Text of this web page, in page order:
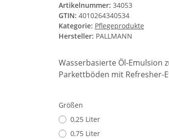
Artikelnummer: 34053
GTIN: 4010264340534
Kategorie: Pflegeprodukte
Hersteller: PALLMANN
Wasserbasierte Öl-Emulsion
Parkettböden mit Refresher-
Größen
0,25 Liter
0,75 Liter